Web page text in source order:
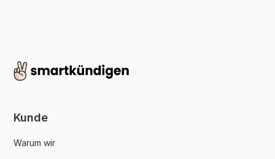
Kunde
Warum wir